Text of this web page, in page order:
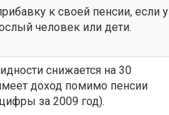
к своей пенсии, если у
человек или дети.
снижается на 30
доход помимо пенсии
за 2009 год).